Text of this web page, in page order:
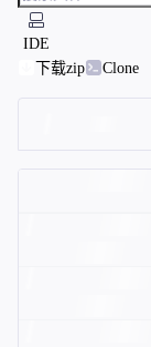
IDE
下载zip
Clone